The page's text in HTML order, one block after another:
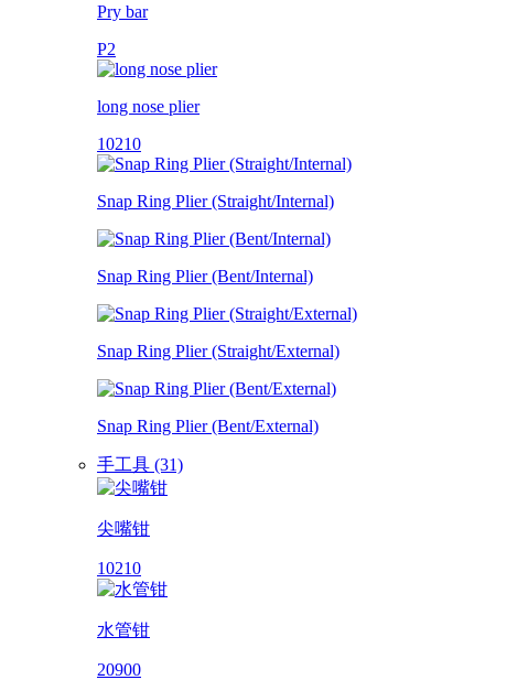
Pry bar
P2
long nose plier
10210
Snap Ring Plier (Straight/Internal)
Snap Ring Plier (Bent/Internal)
Snap Ring Plier (Straight/External)
Snap Ring Plier (Bent/External)
手工具 (31)
尖嘴钳
10210
水管钳
20900